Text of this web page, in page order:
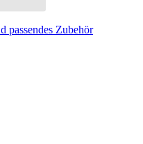
passendes Zubehör